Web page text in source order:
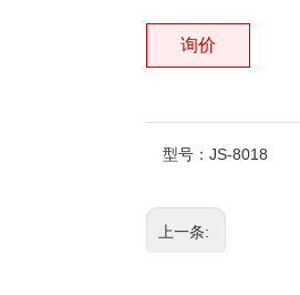
询价
型号： JS-8018
上一条: